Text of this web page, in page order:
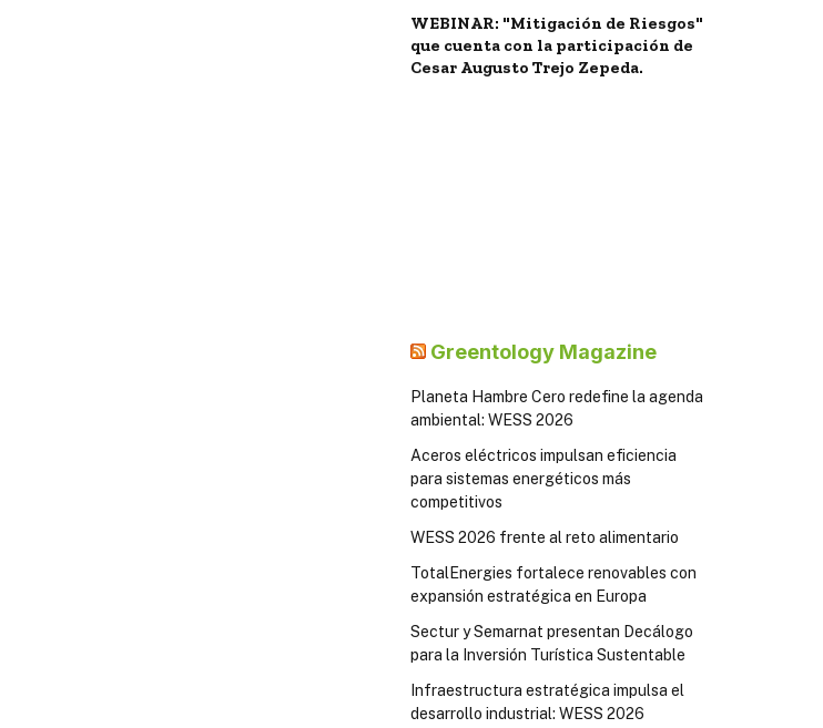
WEBINAR: "Mitigación de Riesgos"
que cuenta con la participación de
Cesar Augusto Trejo Zepeda.
Greentology Magazine
Planeta Hambre Cero redefine la agenda
ambiental: WESS 2026
Aceros eléctricos impulsan eficiencia
para sistemas energéticos más
competitivos
WESS 2026 frente al reto alimentario
TotalEnergies fortalece renovables con
expansión estratégica en Europa
Sectur y Semarnat presentan Decálogo
para la Inversión Turística Sustentable
Infraestructura estratégica impulsa el
desarrollo industrial: WESS 2026